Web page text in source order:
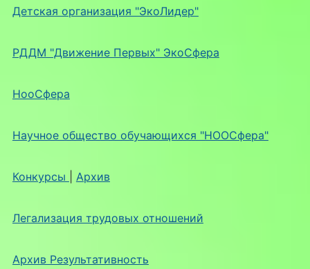
Детская организация "ЭкоЛидер"
РДДМ "Движение Первых" ЭкоСфера
НооСфера
Научное общество обучающихся "НООСфера"
Конкурсы Архив
Легализация трудовых отношений
Архив Результативность